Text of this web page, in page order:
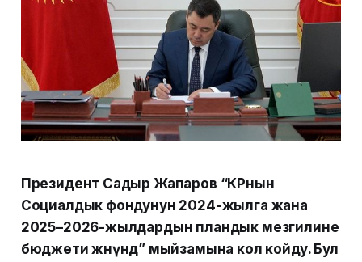
Президент Садыр Жапаров “КРнын
Социалдык фондунун 2024-жылга жана
2025–2026-жылдардын пландык мезгилине
бюджети жөнүндө” мыйзамына кол койду. Бул